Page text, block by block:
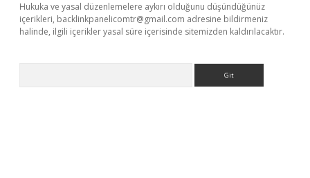
Hukuka ve yasal düzenlemelere aykırı olduğunu düşündüğünüz
içerikleri, backlinkpanelicomtr@gmail.com adresine bildirmeniz
halinde, ilgili içerikler yasal süre içerisinde sitemizden kaldırılacaktır.